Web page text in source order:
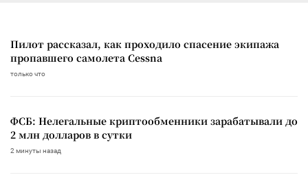
Пилот рассказал, как проходило спасение экипажа
пропавшего самолета Cessna
только что
ФСБ: Нелегальные криптообменники зарабатывали до
2 млн долларов в сутки
2 минуты назад